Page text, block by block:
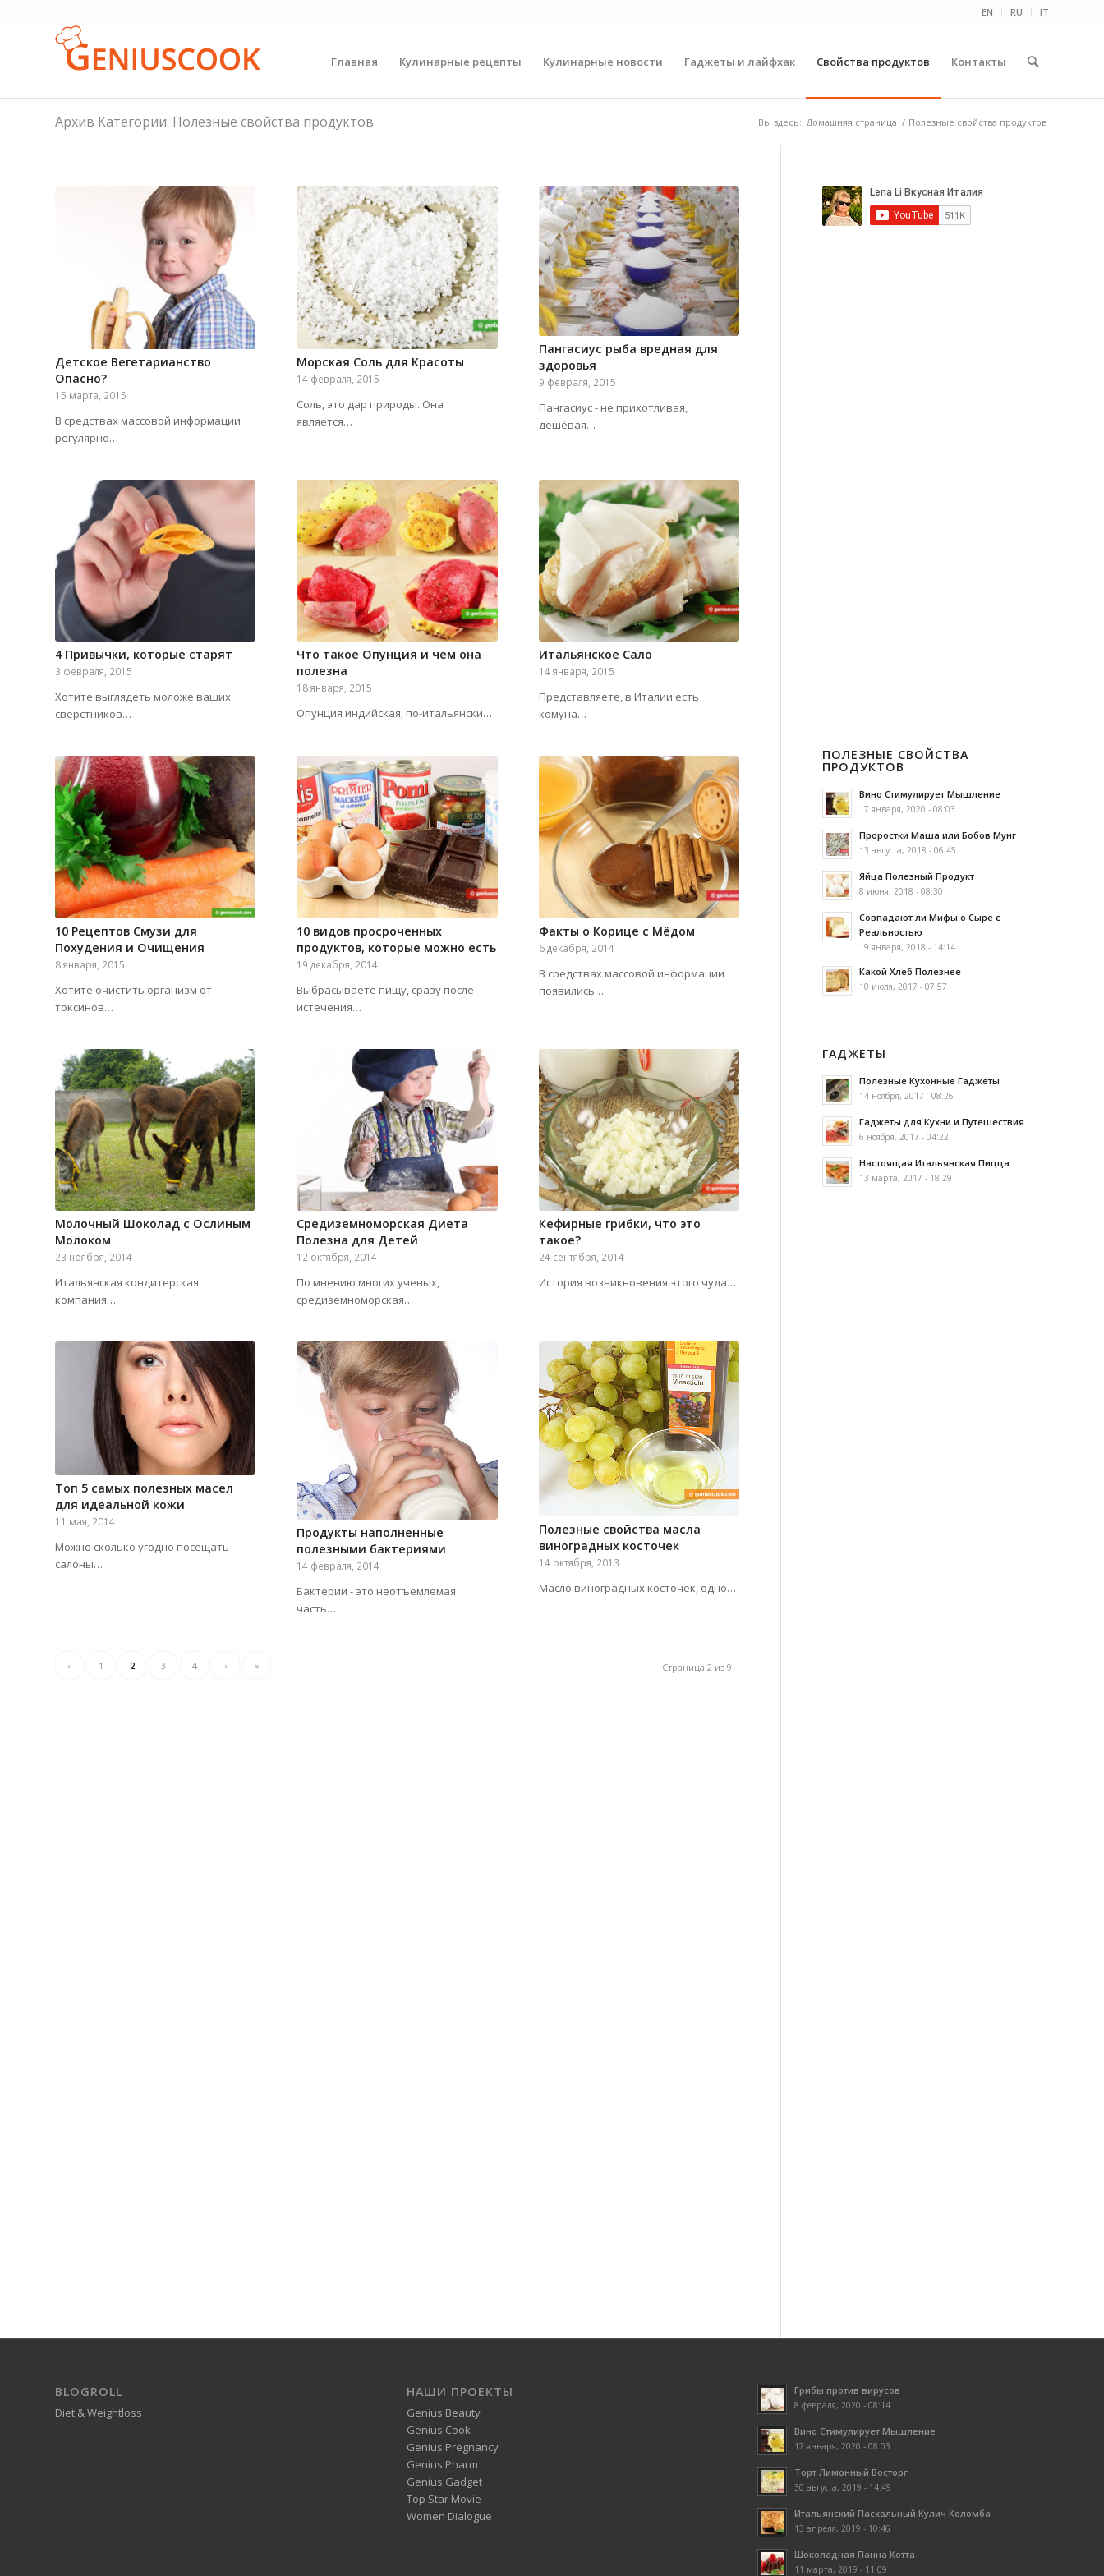
EN RU IT
Главная Кулинарные рецепты Кулинарные новости Гаджеты и лайфхак Свойства продуктов Контакты
Архив Категории: Полезные свойства продуктов Вы здесь: Домашняя страница / Полезные свойства продуктов
Детское Вегетарианство
Опасно?
15 марта, 2015
В средствах массовой информации
регулярно…
Морская Соль для Красоты
14 февраля, 2015
Соль, это дар природы. Она
является…
Пангасиус рыба вредная для
здоровья
9 февраля, 2015
Пангасиус - не прихотливая,
дешёвая…
4 Привычки, которые старят
3 февраля, 2015
Хотите выглядеть моложе ваших
сверстников…
Что такое Опунция и чем она
полезна
18 января, 2015
Опунция индийская, по-итальянски…
Итальянское Сало
14 января, 2015
Представляете, в Италии есть
комуна…
10 Рецептов Смузи для
Похудения и Очищения
8 января, 2015
Хотите очистить организм от
токсинов…
10 видов просроченных
продуктов, которые можно есть
19 декабря, 2014
Выбрасываете пищу, сразу после
истечения…
Факты о Корице с Мёдом
6 декабря, 2014
В средствах массовой информации
появились…
Молочный Шоколад с Ослиным
Молоком
23 ноября, 2014
Итальянская кондитерская
компания…
Средиземноморская Диета
Полезна для Детей
12 октября, 2014
По мнению многих ученых,
средиземноморская…
Кефирные грибки, что это
такое?
24 сентября, 2014
История возникновения этого чуда…
Топ 5 самых полезных масел
для идеальной кожи
11 мая, 2014
Можно сколько угодно посещать
салоны…
Продукты наполненные
полезными бактериями
14 февраля, 2014
Бактерии - это неотъемлемая
часть…
Полезные свойства масла
виноградных косточек
14 октября, 2013
Масло виноградных косточек, одно…
Страница 2 из 9
‹ 1 2 3 4 › »
ПОЛЕЗНЫЕ СВОЙСТВА
ПРОДУКТОВ
Вино Стимулирует Мышление
17 января, 2020 - 08:03
Проростки Маша или Бобов Мунг
13 августа, 2018 - 06:45
Яйца Полезный Продукт
8 июня, 2018 - 08:30
Совпадают ли Мифы о Сыре с
Реальностью
19 января, 2018 - 14:14
Какой Хлеб Полезнее
10 июля, 2017 - 07:57
ГАДЖЕТЫ
Полезные Кухонные Гаджеты
14 ноября, 2017 - 08:26
Гаджеты для Кухни и Путешествия
6 ноября, 2017 - 04:22
Настоящая Итальянская Пицца
13 марта, 2017 - 18:29
BLOGROLL
Diet & Weightloss
НАШИ ПРОЕКТЫ
Genius Beauty
Genius Cook
Genius Pregnancy
Genius Pharm
Genius Gadget
Top Star Movie
Women Dialogue
Грибы против вирусов
8 февраля, 2020 - 08:14
Вино Стимулирует Мышление
17 января, 2020 - 08:03
Торт Лимонный Восторг
30 августа, 2019 - 14:49
Итальянский Пасхальный Кулич Коломба
13 апреля, 2019 - 10:46
Шоколадная Панна Котта
11 марта, 2019 - 11:09